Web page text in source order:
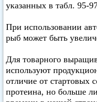
указанных в табл. 95-
При использовании
рыб может быть
Для товарного
используют
отличие от стартовых
протеина, но больше